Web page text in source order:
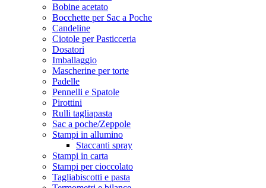
Bobine acetato
Bocchette per Sac a Poche
Candeline
Ciotole per Pasticceria
Dosatori
Imballaggio
Mascherine per torte
Padelle
Pennelli e Spatole
Pirottini
Rulli tagliapasta
Sac a poche/Zeppole
Stampi in allumino
Staccanti spray
Stampi in carta
Stampi per cioccolato
Tagliabiscotti e pasta